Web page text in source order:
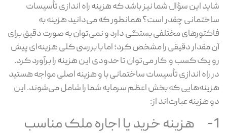
شاید این سؤال شما نیز باشد که هزینه راه اندازی تأسیسات
ساختمانی چقدر است؟ همانطور که می‌دانید هزینه به
فاکتورهای مختلفی بستگی دارد و نمی‌توان به صورت دقیق برای
آن مقدار دقیقی را مشخص کرد؛ اما با بررسی کلی هزینه‌ای پیش
رو یک کسب و کار می‌توان تا حدودی این هزینه را برآورد کرد.
در راه اندازی تأسیسات ساختمانی با و هزینه اصلی مواجه هستید
هزینه‌هایی که بخش اعظم سرمایه شما را شامل می‌شوند. این
دو هزینه عبارت‌اند از:
1- هزینه خرید یا اجاره ملک مناسب